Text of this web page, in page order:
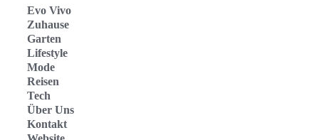
Evo Vivo
Zuhause
Garten
Lifestyle
Mode
Reisen
Tech
Über Uns
Kontakt